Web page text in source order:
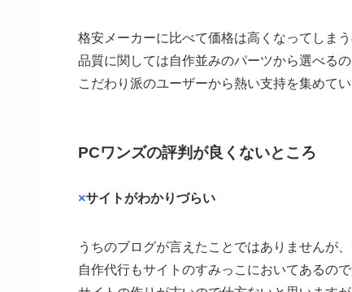
格安メーカーに比べて価格は高くなってしま
品質に関しては自作並みのパーツから選べるの
こだわり派のユーザーから熱い支持を集めてい
PCワンズの評判が良くないところ
×サイトがわかりづらい
うちのブログが言えたことではありませんが
自作代行もサイトのすみっこにおいてあるの